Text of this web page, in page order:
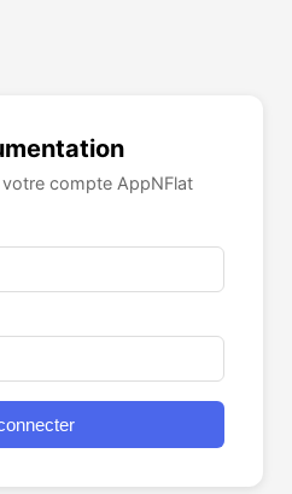
compte AppNFlat